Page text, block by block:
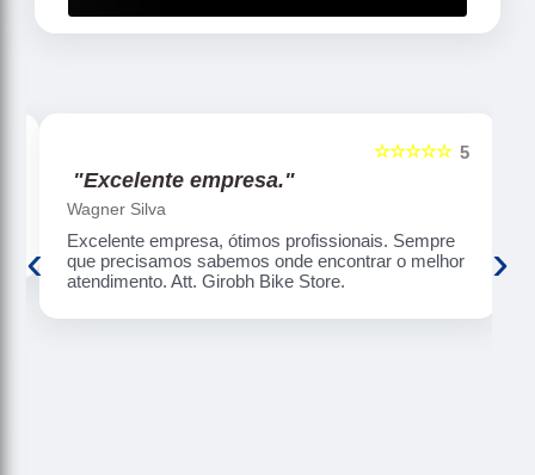
5
☆☆☆☆☆
"Excelente empresa."
Wagner Silva
Excelente empresa, ótimos profissionais. Sempre
que precisamos sabemos onde encontrar o melhor
atendimento. Att. Girobh Bike Store.
‹ ›